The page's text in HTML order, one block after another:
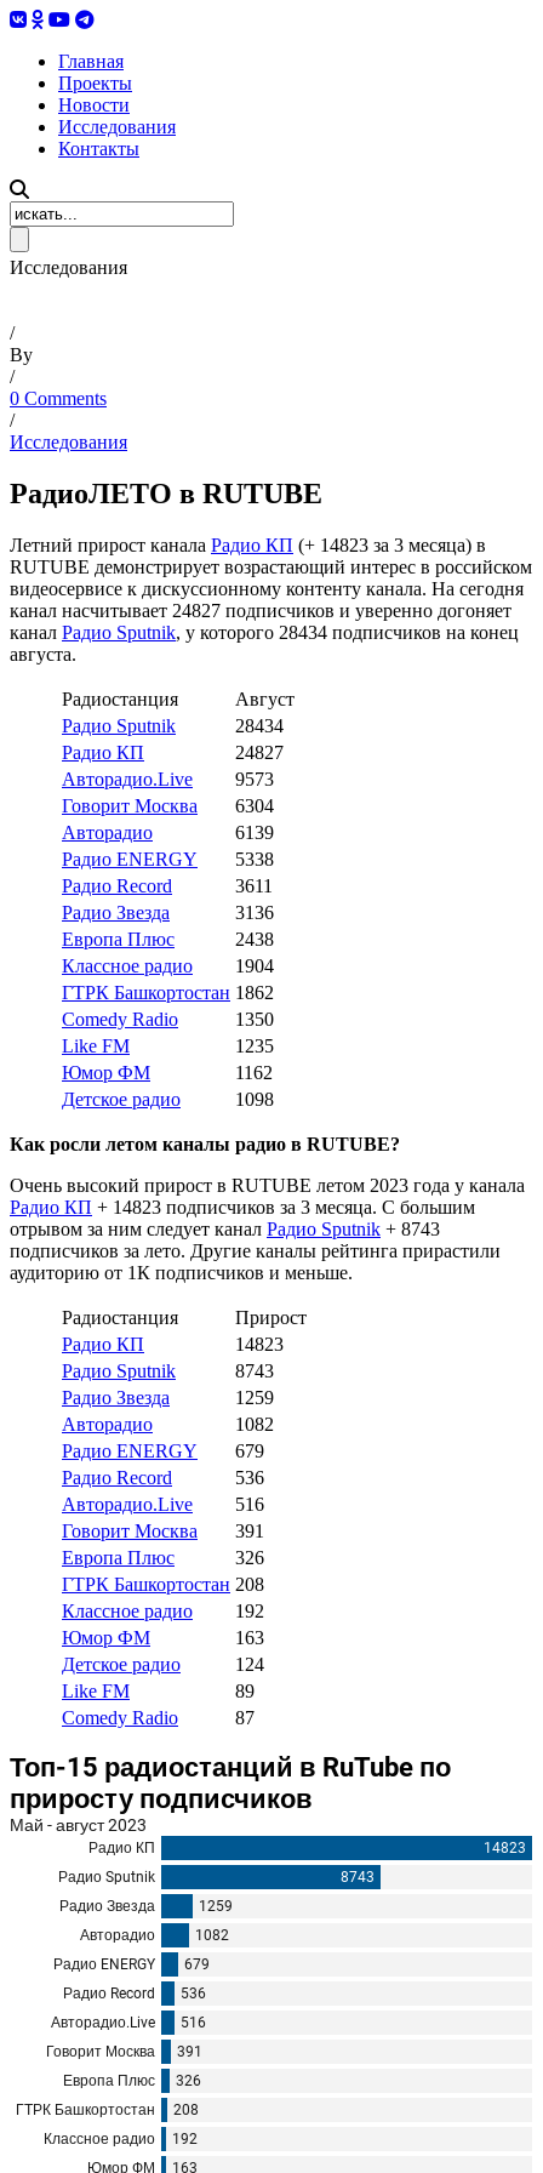
Главная
Проекты
Новости
Исследования
Контакты
Исследования
/
By
/
0 Comments
/
Исследования
РадиоЛЕТО в RUTUBE
Летний прирост канала Радио КП (+ 14823 за 3 месяца) в
RUTUBE демонстрирует возрастающий интерес в российском
видеосервисе к дискуссионному контенту канала. На сегодня
канал насчитывает 24827 подписчиков и уверенно догоняет
канал Радио Sputnik, у которого 28434 подписчиков на конец
августа.
Радиостанция
Август
Радио Sputnik
28434
Радио КП
24827
Авторадио.Live
9573
Говорит Москва
6304
Авторадио
6139
Радио ENERGY
5338
Радио Record
3611
Радио Звезда
3136
Европа Плюс
2438
Классное радио
1904
ГТРК Башкортостан 1862
Comedy Radio
1350
Like FM
1235
Юмор ФМ
1162
Детское радио
1098
Как росли летом каналы радио в RUTUBE?
Очень высокий прирост в RUTUBE летом 2023 года у канала
Радио КП + 14823 подписчиков за 3 месяца. С большим
отрывом за ним следует канал Радио Sputnik + 8743
подписчиков за лето. Другие каналы рейтинга прирастили
аудиторию от 1К подписчиков и меньше.
Радиостанция
Прирост
Радио КП
14823
Радио Sputnik
8743
Радио Звезда
1259
Авторадио
1082
Радио ENERGY
679
Радио Record
536
Авторадио.Live
516
Говорит Москва
391
Европа Плюс
326
ГТРК Башкортостан 208
Классное радио
192
Юмор ФМ
163
Детское радио
124
Like FM
89
Comedy Radio
87